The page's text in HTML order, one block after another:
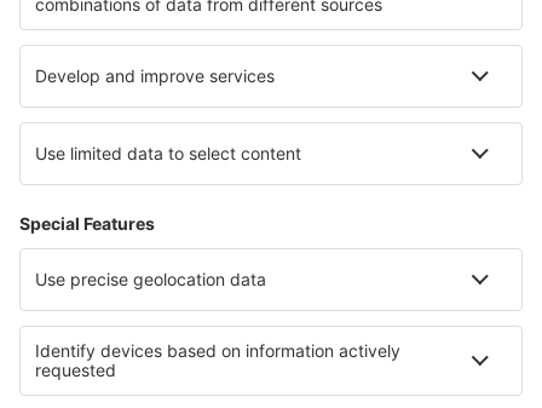
Cazare in Menorca Cazare in Pyrenees Mountains
Cazare in Mallorca Cazare Caprivi Cazare în St. Moritz
Cazare in Paracas Cazare în Viña del Mar